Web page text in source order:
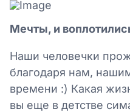
Мечты, и
Наши человечки
благодаря нам,
времени :) Какая
вы еще в детстве